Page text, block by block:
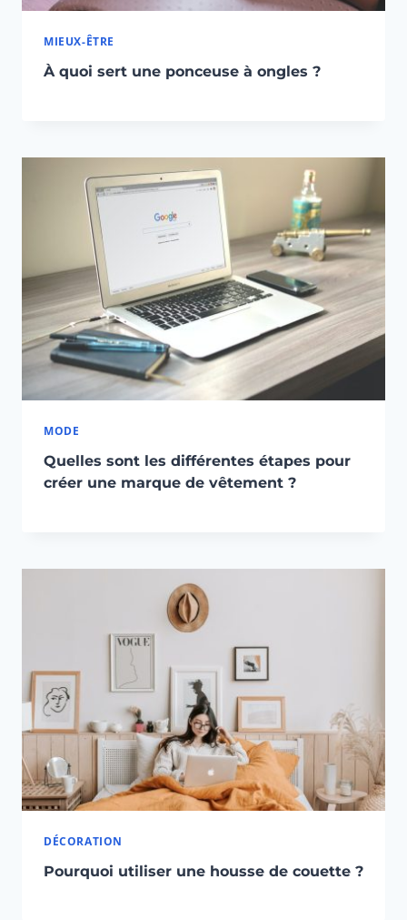
MIEUX-ÊTRE
À quoi sert une ponceuse à ongles ?
MODE
Quelles sont les différentes étapes pour
créer une marque de vêtement ?
DÉCORATION
Pourquoi utiliser une housse de couette ?